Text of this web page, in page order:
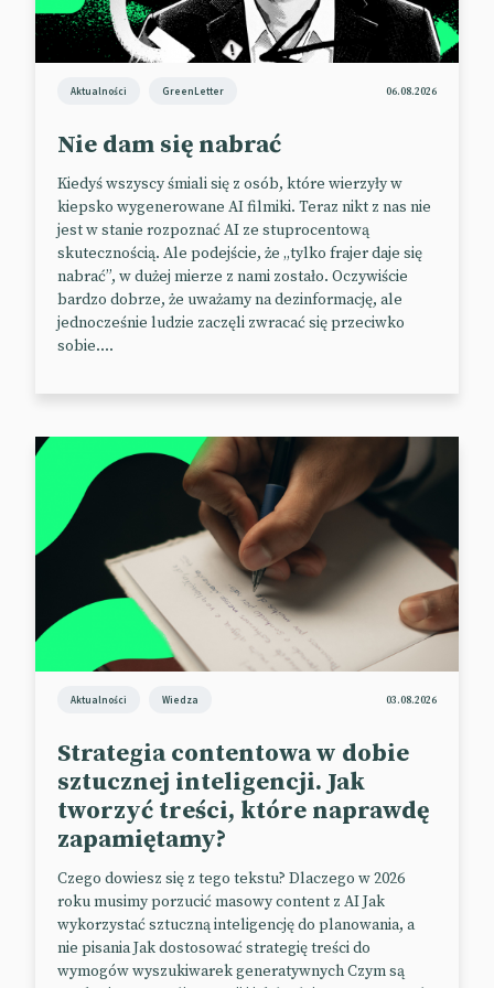
Duże firmy technologiczne powinny oznaczać treści
generowane przez AI w ramach walki z
wiceprzewodnicząca Komisji Europejskiej, Vera
Jourova. Do oznaczania deepfake’ów generowanych
przez AI miałby zobowiązywać Kodeks
postępowania w zakresie dezinformacji. Jednak to
nie zbiór przepisów, a zaleceń, więc firmy nie będą
(na razie) do tego przymuszane prawnie, a jedynie
zachęcane.Kodeks liczy obecnie 44 sygnatariuszy –
są to m.in. Google, Facebook i Microsoft, a także
mniejsze podmioty adtech i organizacje
się z tego dobrowolnego kodeksu praktyk UE.
📰TechCrunch
Artifact walczy z clickbaitowymi
tytułami
Aplikacja do przeglądania wiadomości Artifact
umożliwia oznaczanie clickbaitowych tytułów, aby
poprawić doświadczenia użytkowników. Funkcja ta
okazała się bardzo popularna, a apka idzie teraz o
krok dalej w walce z clickbaitami – pomagać jej w
przepisywał oznaczane tytuły tak, aby w jak
największym stopniu odpowiadały one treści
artykułu, a nie zachęcały do kliknięcia tekstami typu
„musisz to zobaczyć!” czy „to niewiarygodne!”.
The Verge
LinkedIn i luksusowe brandy
Aktualności GreenLetter 06.08.2026
Nie dam się nabrać
Kiedyś wszyscy śmiali się z osób, które wierzyły w
kiepsko wygenerowane AI filmiki. Teraz nikt z nas nie
jest w stanie rozpoznać AI ze stuprocentową
skutecznością. Ale podejście, że „tylko frajer daje się
nabrać”, w dużej mierze z nami zostało. Oczywiście
bardzo dobrze, że uważamy na dezinformację, ale
jednocześnie ludzie zaczęli zwracać się przeciwko
sobie....
Aktualności Wiedza 03.08.2026
Strategia contentowa w dobie
sztucznej inteligencji. Jak
tworzyć treści, które naprawdę
zapamiętamy?
Czego dowiesz się z tego tekstu? Dlaczego w 2026
roku musimy porzucić masowy content z AI Jak
wykorzystać sztuczną inteligencję do planowania, a
nie pisania Jak dostosować strategię treści do
wymogów wyszukiwarek generatywnych Czym są